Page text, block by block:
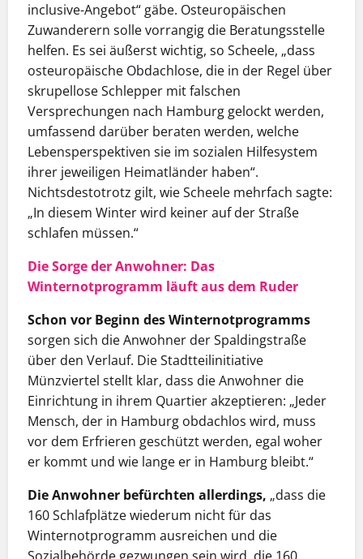
inclusive-Angebot“ gäbe. Osteuropäischen
Zuwanderern solle vorrangig die Beratungsstelle
helfen. Es sei äußerst wichtig, so Scheele, „dass
osteuropäische Obdachlose, die in der Regel über
skrupellose Schlepper mit falschen
Versprechungen nach Hamburg gelockt werden,
umfassend darüber beraten werden, welche
Lebensperspektiven sie im sozialen Hilfesystem
ihrer jeweiligen Heimatländer haben“.
Nichtsdestotrotz gilt, wie Scheele mehrfach sagte:
„In diesem Winter wird keiner auf der Straße
schlafen müssen.“
Die Sorge der Anwohner: Das
Winternotprogramm läuft aus dem Ruder
Schon vor Beginn des Winternotprogramms
sorgen sich die Anwohner der Spaldingstraße
über den Verlauf. Die Stadtteilinitiative
Münzviertel stellt klar, dass die Anwohner die
Einrichtung in ihrem Quartier akzeptieren: „Jeder
Mensch, der in Hamburg obdachlos wird, muss
vor dem Erfrieren geschützt werden, egal woher
er kommt und wie lange er in Hamburg bleibt.“
Die Anwohner befürchten allerdings, „dass die
160 Schlafplätze wiederum nicht für das
Winternotprogramm ausreichen und die